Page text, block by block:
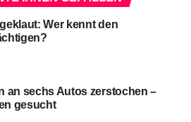
Wer kennt den
an sechs Autos zerstochen –
gesucht